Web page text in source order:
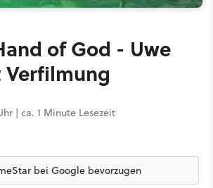
of God - Uwe
| ca. 1 Minute Lesezeit
bei Google bevorzugen